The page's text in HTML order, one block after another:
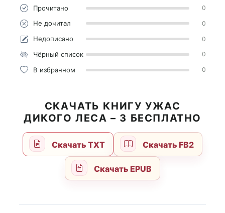
Прочитано 0
Не дочитал 0
Недописано 0
Чёрный список 0
В избранном 0
СКАЧАТЬ КНИГУ УЖАС
ДИКОГО ЛЕСА – 3 БЕСПЛАТНО
Скачать TXT Скачать FB2
Скачать EPUB